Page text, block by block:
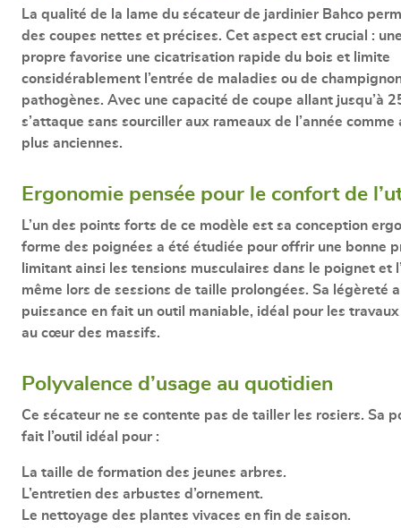
La qualité de la lame du sécateur de jardinier Bahco
des coupes nettes et précises. Cet aspect est crucial :
propre favorise une cicatrisation rapide du bois et limite
considérablement l’entrée de maladies ou de
pathogènes. Avec une capacité de coupe allant jusqu’à
s’attaque sans sourciller aux rameaux de l’année comme
plus anciennes.
Ergonomie pensée pour le confort de
L’un des points forts de ce modèle est sa conception
forme des poignées a été étudiée pour offrir une bonne
limitant ainsi les tensions musculaires dans le poignet et
même lors de sessions de taille prolongées. Sa légèreté
puissance en fait un outil maniable, idéal pour les
au cœur des massifs.
Polyvalence d’usage au quotidien
Ce sécateur ne se contente pas de tailler les rosiers. Sa
fait l’outil idéal pour :
La taille de formation des jeunes arbres.
L’entretien des arbustes d’ornement.
Le nettoyage des plantes vivaces en fin de saison.